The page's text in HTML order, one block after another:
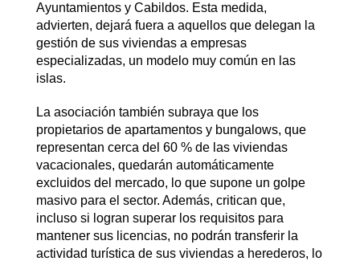
Ayuntamientos y Cabildos. Esta medida,
advierten, dejará fuera a aquellos que delegan la
gestión de sus viviendas a empresas
especializadas, un modelo muy común en las
islas.
La asociación también subraya que los
propietarios de apartamentos y bungalows, que
representan cerca del 60 % de las viviendas
vacacionales, quedarán automáticamente
excluidos del mercado, lo que supone un golpe
masivo para el sector. Además, critican que,
incluso si logran superar los requisitos para
mantener sus licencias, no podrán transferir la
actividad turística de sus viviendas a herederos, lo